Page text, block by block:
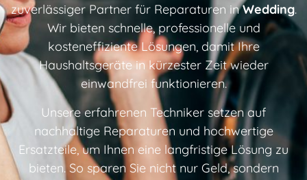
zuverlässiger Partner für Reparaturen inWedding.
Wir bieten schnelle, professionelle und
kosteneffiziente Lösungen, damit Ihre
Haushaltsgeräte in kürzester Zeit wieder
einwandfrei funktionieren.
Unsere erfahrenen Techniker setzen auf
nachhaltige Reparaturen und hochwertige
Ersatzteile, um Ihnen eine langfristige Lösung zu
bieten. So sparen Sie nicht nur Geld, sondern